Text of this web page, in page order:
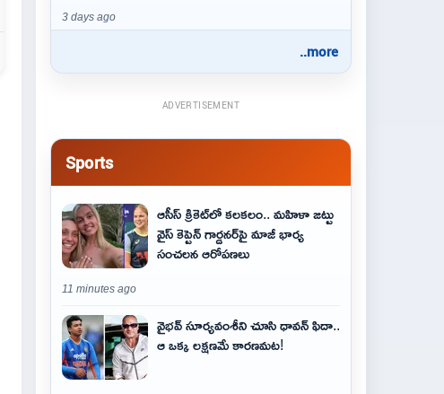
3 days ago
..more
ADVERTISEMENT
Sports
ఆసీస్ క్రికెట్‌లో కలకలం.. మహిళా జట్టు
వైస్ కెప్టెన్ గార్డనర్‌పై మాజీ భార్య
సంచలన ఆరోపణలు
11 minutes ago
వైభవ్‌ సూర్యవంశీని చూసి ధావన్‌ ఫిదా..
ఆ ఒక్క లక్షణమే కారణమట!